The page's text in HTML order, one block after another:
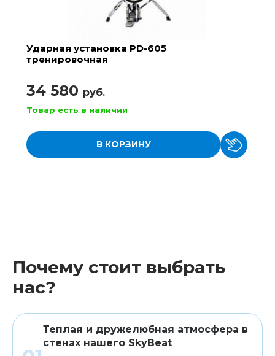
Ударная установка PD-605
тренировочная
34 580 руб.
Товар есть в наличии
В КОРЗИНУ
Почему стоит выбрать
нас?
Теплая и дружелюбная атмосфера в
стенах нашего SkyBeat